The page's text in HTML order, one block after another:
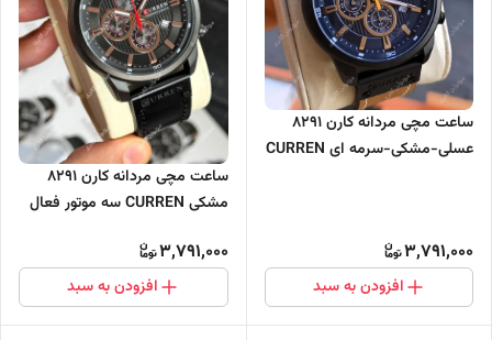
ساعت مچی مردانه کارن 8291
عسلی-مشکی-سرمه ای CURREN
3,791,000
افزودن به سبد
ساعت مچی مردانه کارن 8291
مشکی CURREN سه موتور فعال
3,791,000
افزودن به سبد